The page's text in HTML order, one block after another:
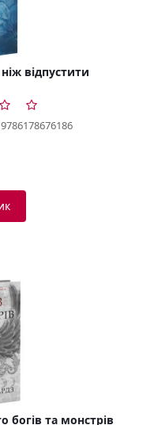
відпустити
богів та монстрів